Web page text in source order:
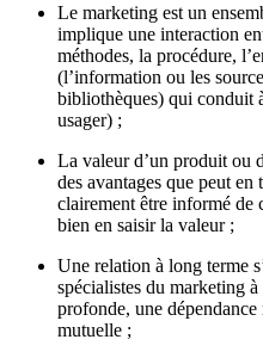
Le marketing est un
implique une interaction
méthodes, la procédure,
(l’information ou les
bibliothèques) qui conduit
usager) ;
La valeur d’un produit ou
des avantages que peut
clairement être informé de
bien en saisir la valeur ;
Une relation à long terme
spécialistes du marketing
profonde, une
mutuelle ;